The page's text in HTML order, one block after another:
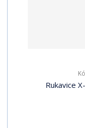
Rukavice